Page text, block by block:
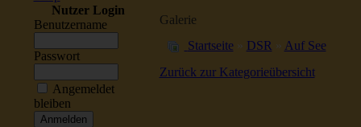
Nutzer Login
Benutzername
Passwort
Angemeldet
bleiben
Galerie
Startseite» DSR » Auf See
Zurück zur Kategorieübersicht